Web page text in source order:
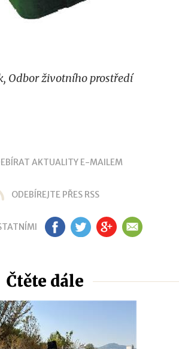
Odbor životního prostředí
AKTUALITY E-MAILEM
ODEBÍREJTE PŘES RSS
FB TW GP EM
Čtěte dále